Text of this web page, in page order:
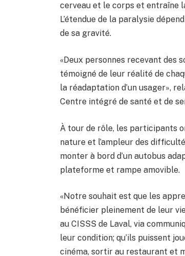
cerveau et le corps et entraîne
L’étendue de la paralysie
de sa gravité.
«Deux personnes recevant des
témoigné de leur réalité de
la réadaptation d’un usager»,
Centre intégré de santé et de
À tour de rôle, les participants
nature et l’ampleur des
monter à bord d’un autobus
plateforme et rampe amovible.
«Notre souhait est que les
bénéficier pleinement de leur
au CISSS de Laval, via
leur condition; qu’ils puissent
cinéma, sortir au restaurant et